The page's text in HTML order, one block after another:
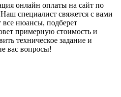
онлайн оплаты на сайт по
специалист свяжется с вами
нюансы, подберет
примерную стоимость и
техническое задание и
вас вопросы!